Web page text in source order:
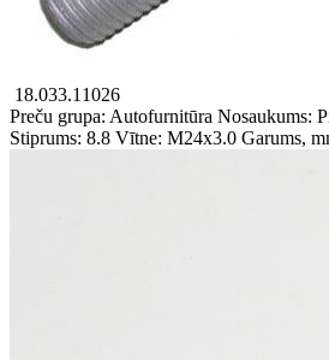
18.033.11026
Preču grupa: Autofurnitūra Nosaukums:
Stiprums: 8.8 Vītne: M24x3.0 Garums,